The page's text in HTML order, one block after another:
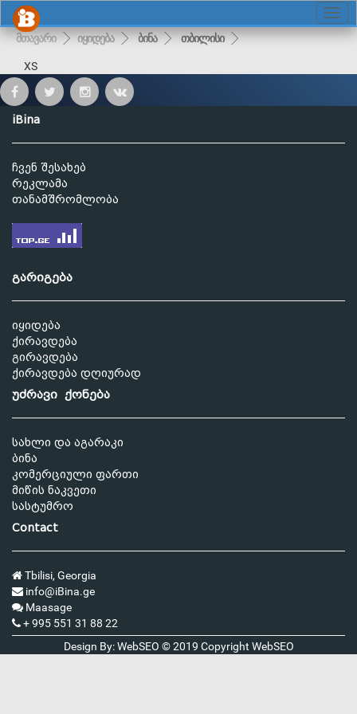
მთავარი იყიდება ბინა თბილისი
XS
iBina
ჩვენ შესახებ
რეკლამა
თანამშრომლობა
გარიგება
იყიდება
ქირავდება
გირავდება
ქირავდება დღიურად
უძრავი ქონება
სახლი და აგარაკი
ბინა
კომერციული ფართი
მიწის ნაკვეთი
სასტუმრო
Contact
Tbilisi, Georgia
info@iBina.ge
Maasage
+ 995 551 31 88 22
Design By: WebSEO © 2019 Copyright WebSEO